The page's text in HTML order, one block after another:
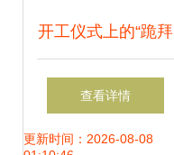
开工仪式上的“跪拜
风” 传统表达应警
惕形式化负担
查看详情
更新时间：2026-08-08